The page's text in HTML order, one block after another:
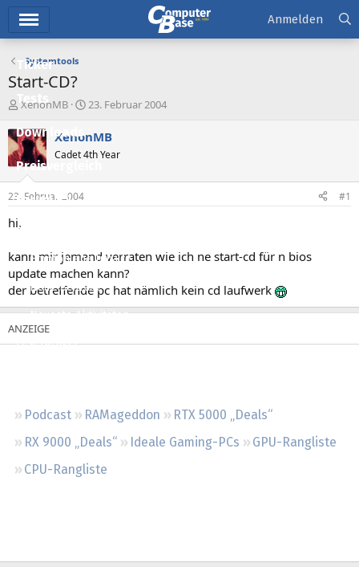
Ticker
Tests
Downloads
Preisvergleich
Forum
Aktuelles
Empfohlene Inhalte
Neue Beiträge
Neueste Aktivitäten
Leserartikel
Podcast RAMageddon
RTX 5000 „Deals“
RX 9000 „Deals“
Ideale Gaming-PCs
GPU-Rangliste
CPU-Rangliste
Anmelden
Systemtools
Start-CD?
E
s
t
e
e
XenonMB
E
s
e
t
23. Februar 2004
XenonMB
Cadet 4th Year
23. Februar 2004 #1
hi,
kann mir jemand verraten wie ich ne start-cd für n bios
update machen kann?
der betreffende pc hat nämlich kein cd laufwerk